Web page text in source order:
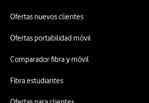
Ofertas nuevos clientes
Ofertas portabilidad móvil
Comparador fibra y móvil
Fibra estudiantes